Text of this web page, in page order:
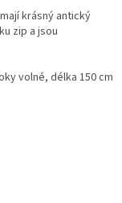
krásný antický
zip a jsou
volné, délka 150 cm